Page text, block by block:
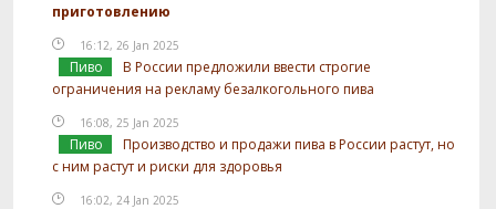
приготовлению
16:12, 26 Jan 2025
Пиво
В России предложили ввести строгие
ограничения на рекламу безалкогольного пива
16:08, 25 Jan 2025
Пиво
Производство и продажи пива в России растут, но
с ним растут и риски для здоровья
16:02, 24 Jan 2025